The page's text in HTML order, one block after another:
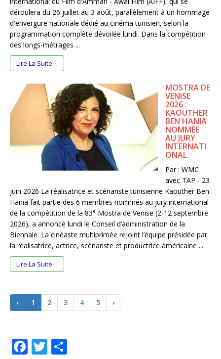
déroulera du 26 juillet au 3 août, parallèlement à un hommage
d'envergure nationale dédié au cinéma tunisien, selon la
programmation complète dévoilée lundi. Dans la compétition
des longs-métrages ...
Lire La Suite…
MOSTRA DE
VENISE
2026 :
KAOUTHER
BEN HANIA
NOMMÉE
AU JURY
INTERNATI
ONAL
Par : WMC
avec TAP - 23
juin 2026 La réalisatrice et scénariste tunisienne Kaouther Ben
Hania fait partie des 6 membres nommés au jury international
de la compétition de la 83° Mostra de Venise (2-12 septembre
2026), a annoncé lundi le Conseil d’administration de la
Biennale. La cinéaste multiprimée rejoint l’équipe présidée par
la réalisatrice, actrice, scénariste et productrice américaine ...
Lire La Suite…
‹ 1 2 3 4 5 ›
F T